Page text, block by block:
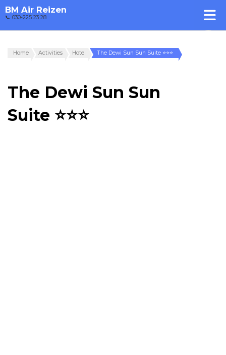
BM Air Reizen
📞 030-225 23 28
Home Activities Hotel The Dewi Sun Sun Suite ⭐⭐⭐
The Dewi Sun Sun
Suite ⭐⭐⭐